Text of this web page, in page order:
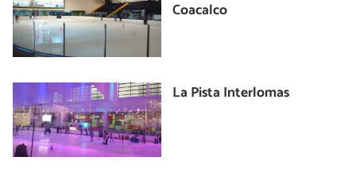
Coacalco
La Pista Interlomas